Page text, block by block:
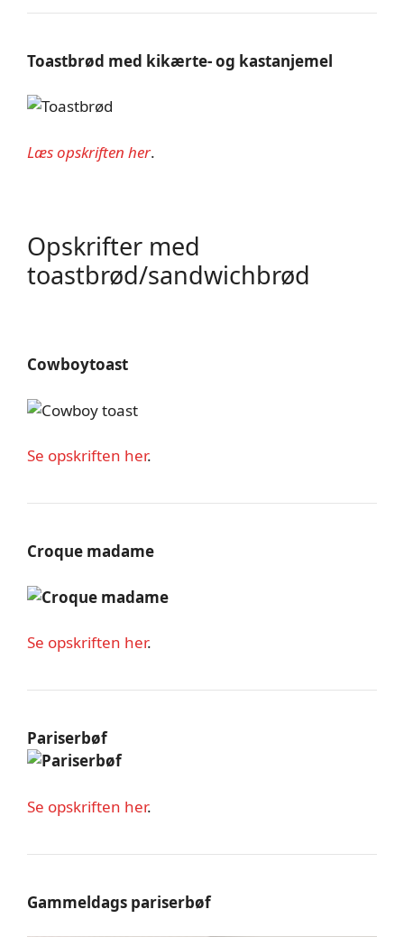
Toastbrød med kikærte- og kastanjemel
Læs opskriften her.
Opskrifter med
toastbrød/sandwichbrød
Cowboytoast
Se opskriften her.
Croque madame
Se opskriften her.
Pariserbøf
Se opskriften her.
Gammeldags pariserbøf